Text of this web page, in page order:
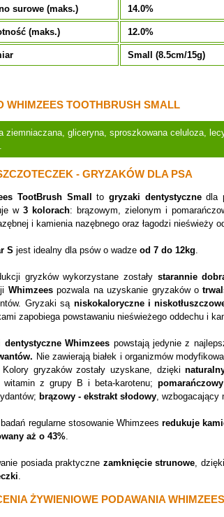
surowe (maks.) 14.0%
(maks.) 12.0%
Small (8.5cm/15g)
WHIMZEES TOOTHBRUSH SMALL
ziemniaczana, gliceryna, sproszkowana celuloza,
- GRYZAKÓW DLA PSA
TootBrush Smalltogryzaki dentystycznedla
w3 kolorach: brązowym, zielonym i
i kamienia nazębnego oraz łagodzi nieświeży
S jest idealny dla psów o wadzeod 7 do 12kg.
gryzków wykorzystane zostały starannie
Whimzeespozwala na uzyskanie gryzaków o
Gryzaki są niskokaloryczne i
zapobiega powstawaniu nieświeżego oddechu i
dentystyczne Whimzees powstają jedynie z
Nie zawierają białek i organizmów
gryzaków zostały uzyskane, dzięki
witamin z grupy B i beta-karotenu;
brązowy - ekstrakt słodowy, wzbogacający
badań regularne stosowanie Whimzees redukuje
aż o 43%.
posiada praktyczne zamknięcie strunowe,
.
ŻYWIENIOWE PODAWANIA